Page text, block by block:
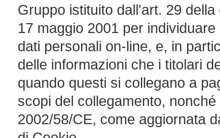
Gruppo istituito dall'art. 29
17 maggio 2001 per
dati personali on-line, e, in
delle informazioni che i titolari
quando questi si collegano a
scopi del collegamento,
2002/58/CE, come aggiornata